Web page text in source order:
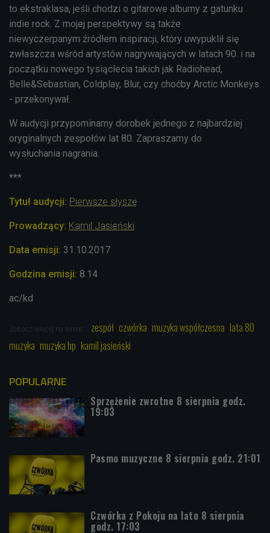
to ekstraklasa, jeśli chodzi o gitarowe albumy z gatunku
indie rock. Z mojej perspektywy są także
niewyczerpanym źródłem inspiracji, który uwypuklił się
zwłaszcza wśród artystów nagrywających w latach 90. i na
początku nowego tysiąclecia takich jak Radiohead,
Belle&Sebastian, Coldplay, Blur, czy choćby Arctic Monkeys
- przekonywał.
W audycji przypominamy dorobek jednego z najbardziej
oryginalnych zespołów lat 80. Zapraszamy do
wysłuchania nagrania.
***
Tytuł audycji: Pierwsze słyszę
Prowadzący: Kamil Jasieński
Data emisji: 31 .10.2017
Godzina emisji: 8.14
ac/kd
Zobacz więcej na temat: zespół czwórka muzyka współczesna lata 80
muzyka muzyka hp kamil jasieński
POPULARNE
Sprzężenie zwrotne 8 sierpnia godz.
19:03
Pasmo muzyczne 8 sierpnia godz. 21:01
Czwórka z Pokoju na lato 8 sierpnia
godz. 17:03